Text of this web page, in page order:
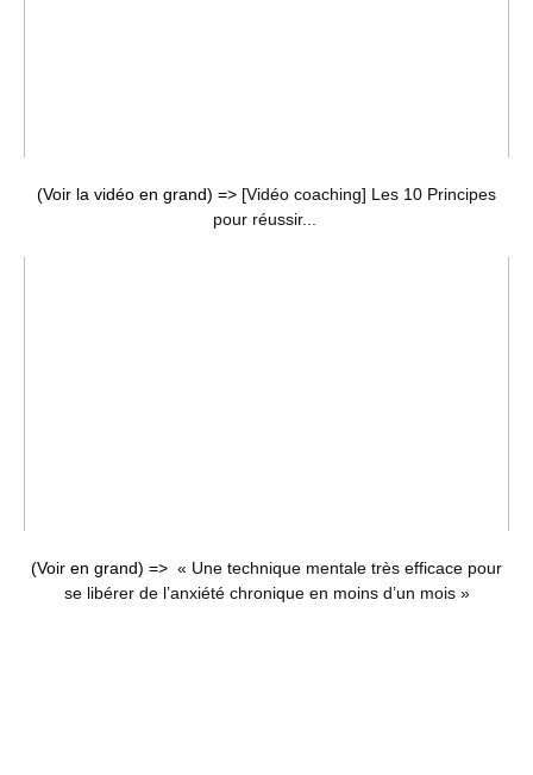
(Voir la vidéo en grand) => [Vidéo coaching] Les 10 Principes
pour réussir...
(Voir en grand) => « Une technique mentale très efficace pour
se libérer de l’anxiété chronique en moins d’un mois »